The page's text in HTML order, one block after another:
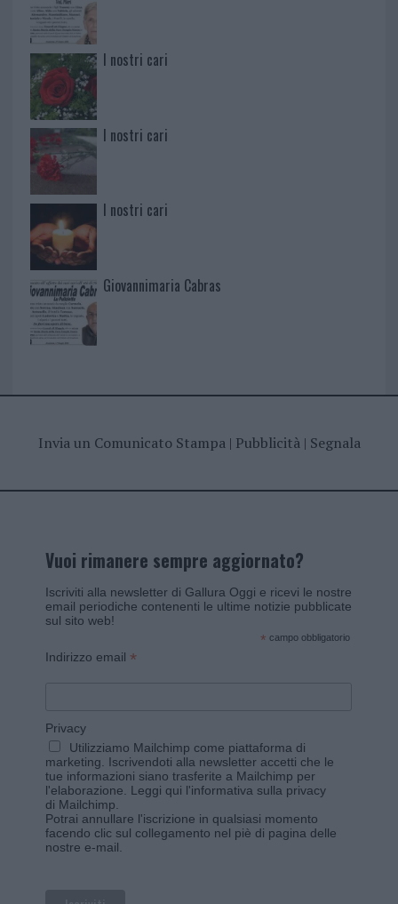
I nostri cari
I nostri cari
I nostri cari
Giovannimaria Cabras
Invia un Comunicato Stampa| Pubblicità| Segnala
Vuoi rimanere sempre aggiornato?
Iscriviti alla newsletter di Gallura Oggi e ricevi le nostre
email periodiche contenenti le ultime notizie pubblicate
sul sito web!
* campo obbligatorio
Indirizzo email *
Privacy
Utilizziamo Mailchimp come piattaforma di
marketing. Iscrivendoti alla newsletter accetti che le
tue informazioni siano trasferite a Mailchimp per
l'elaborazione. Leggi qui l'informativa sulla privacy
di Mailchimp
Potrai annullare l'iscrizione in qualsiasi momento
facendo clic sul collegamento nel piè di pagina delle
nostre e-mail.